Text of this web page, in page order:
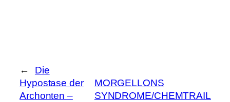
←
Die
Hypostase der
Archonten –
MORGELLONS
SYNDROME/CHEMTRAIL